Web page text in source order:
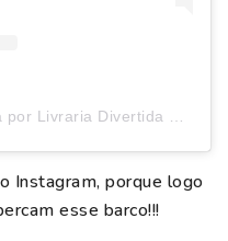
Instagram, porque logo
esse barco!!!